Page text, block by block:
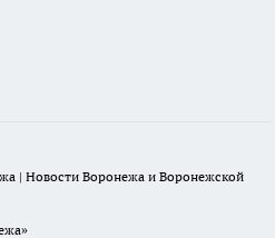
| Новости Воронежа и Воронежской